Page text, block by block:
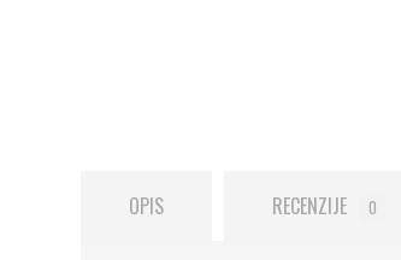
OPIS RECENZIJE 0